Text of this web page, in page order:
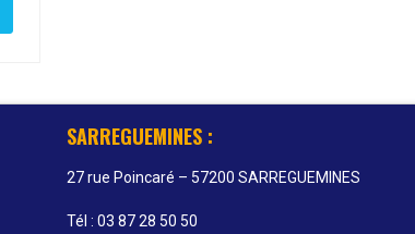
SARREGUEMINES :
27 rue Poincaré – 57200 SARREGUEMINES
Tél : 03 87 28 50 50